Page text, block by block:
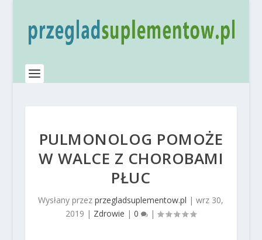
PULMONOLOG POMOŻE
W WALCE Z CHOROBAMI
PŁUC
Wysłany przezprzegladsuplementow.pl |wrz 30,
2019 | Zdrowie |0 |